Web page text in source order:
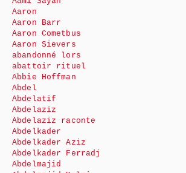
Aaron
Aaron Barr
Aaron Cometbus
Aaron Sievers
abandonné lors
abattoir rituel
Abbie Hoffman
Abdel
Abdelatif
Abdelaziz
Abdelaziz raconte
Abdelkader
Abdelkader Aziz
Abdelkader Ferradj
Abdelmajid